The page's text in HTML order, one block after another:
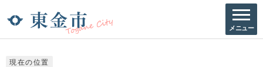
メニュー
現在の位置